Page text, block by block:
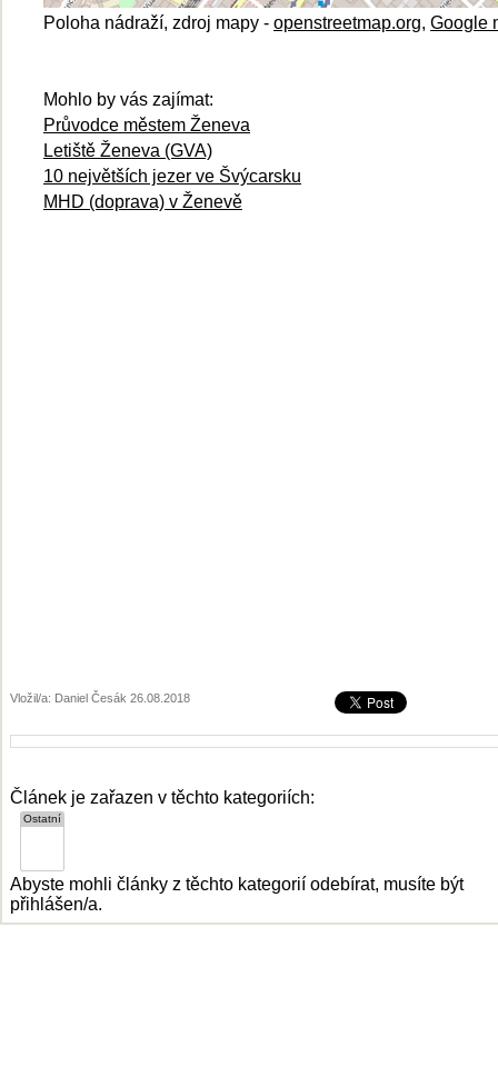
Poloha nádraží, zdroj mapy - openstreetmap.org, Google
Mohlo by vás zajímat:
Průvodce městem Ženeva
Letiště Ženeva (GVA)
10 největších jezer ve Švýcarsku
MHD (doprava) v Ženevě
Vložil/a: Daniel Česák 26.08.2018
Článek je zařazen v těchto kategoriích:
Abyste mohli články z těchto kategorií odebírat, musíte být
přihlášen/a.